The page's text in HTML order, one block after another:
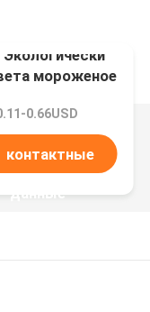
мороженое
0.66USD
контактные
данные